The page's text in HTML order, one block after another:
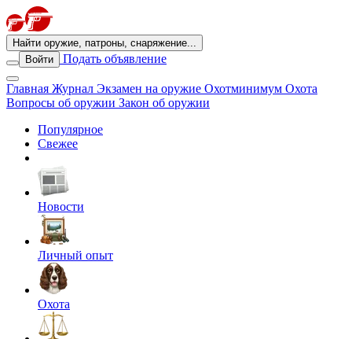
Найти оружие, патроны, снаряжение...
Войти
Подать объявление
Главная Журнал Экзамен на оружие Охотминимум Охота
Вопросы об оружии Закон об оружии
Популярное
Свежее
Новости
Личный опыт
Охота